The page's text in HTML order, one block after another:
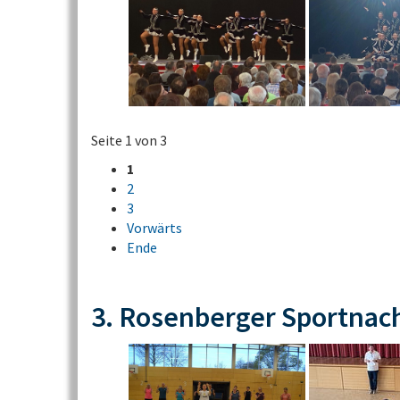
Seite 1 von 3
1
2
3
Vorwärts
Ende
3. Rosenberger